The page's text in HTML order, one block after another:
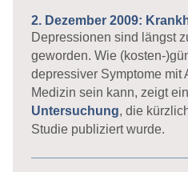
2. Dezember 2009:
Depressionen sind längst
geworden. Wie (kosten-
depressiver Symptome mit
Medizin sein kann, zeigt
Untersuchung, die
Studie publiziert wurde.